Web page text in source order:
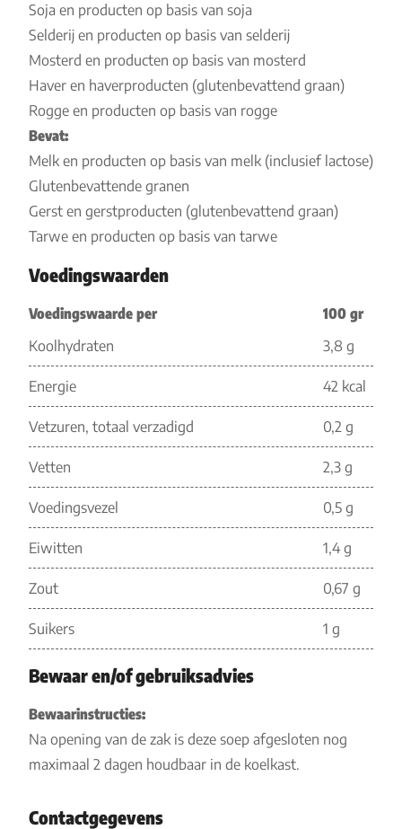
Soja en producten op basis van soja
Selderij en producten op basis van selderij
Mosterd en producten op basis van mosterd
Haver en haverproducten (glutenbevattend graan)
Rogge en producten op basis van rogge
Bevat:
Melk en producten op basis van melk (inclusief lactose)
Glutenbevattende granen
Gerst en gerstproducten (glutenbevattend graan)
Tarwe en producten op basis van tarwe
Voedingswaarden
Voedingswaarde per
100 gr
Koolhydraten
3,8 g
Energie 42 kcal
Vetzuren, totaal verzadigd 0,2 g
Vetten 2,3 g
Voedingsvezel 0,5 g
Eiwitten 1,4 g
Zout 0,67 g
Suikers 1 g
Bewaar en/of gebruiksadvies
Bewaarinstructies:
Na opening van de zak is deze soep afgesloten nog
maximaal 2 dagen houdbaar in de koelkast.
Contactgegevens